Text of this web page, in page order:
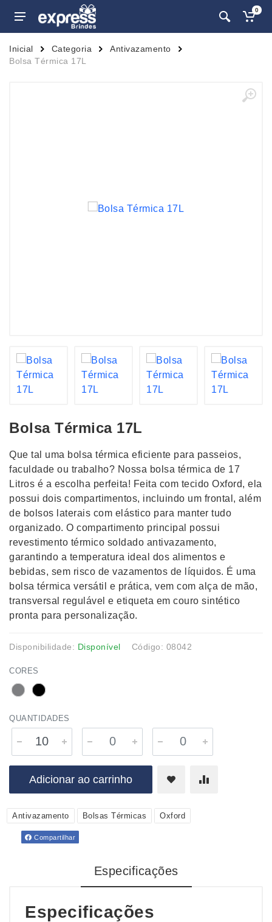
0
Inicial Categoria
Antivazamento
Bolsa Térmica 17L
Bolsa Térmica 17L
Que tal uma bolsa térmica eficiente para passeios,
faculdade ou trabalho? Nossa bolsa térmica de 17
Litros é a escolha perfeita! Feita com tecido Oxford, ela
possui dois compartimentos, incluindo um frontal, além
de bolsos laterais com elástico para manter tudo
organizado. O compartimento principal possui
revestimento térmico soldado antivazamento,
garantindo a temperatura ideal dos alimentos e
bebidas, sem risco de vazamentos de líquidos. É uma
bolsa térmica versátil e prática, vem com alça de mão,
transversal regulável e etiqueta em couro sintético
pronta para personalização.
Disponibilidade: Disponível Código: 08042
CORES
QUANTIDADES
Adicionar ao carrinho
Antivazamento Bolsas Térmicas Oxford
Compartilhar
Especificações
Especificações